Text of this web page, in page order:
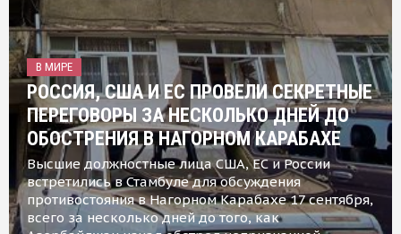
В МИРЕ
РОССИЯ, США И ЕС ПРОВЕЛИ СЕКРЕТНЫЕ
ПЕРЕГОВОРЫ ЗА НЕСКОЛЬКО ДНЕЙ ДО
ОБОСТРЕНИЯ В НАГОРНОМ КАРАБАХЕ
Высшие должностные лица США, ЕС и России
встретились в Стамбуле для обсуждения
противостояния в Нагорном Карабахе 17 сентября,
всего за несколько дней до того, как